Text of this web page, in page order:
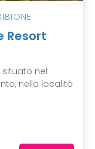
Resort
situato nel
nella località